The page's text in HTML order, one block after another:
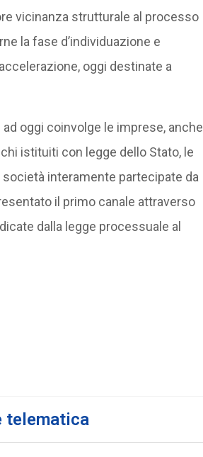
vicinanza strutturale al processo
la fase d’individuazione e
oggi destinate a
oggi coinvolge le imprese, anche
istituiti con legge dello Stato, le
interamente partecipate da
il primo canale attraverso
dalla legge processuale al
telematica